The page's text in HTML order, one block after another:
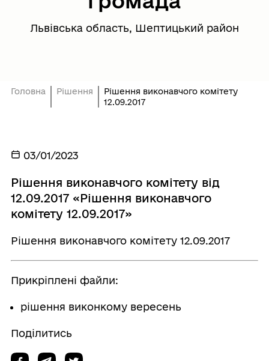
Львівська область, Шептицький район
Головна Рішення
Рішення виконавчого комітету
12.09.2017
03/01/2023
Рішення виконавчого комітету від
12.09.2017 «Рішення виконавчого
комітету 12.09.2017»
Рішення виконавчого комітету 12.09.2017
Прикріплені файли:
рішення виконкому вересень
Поділитись